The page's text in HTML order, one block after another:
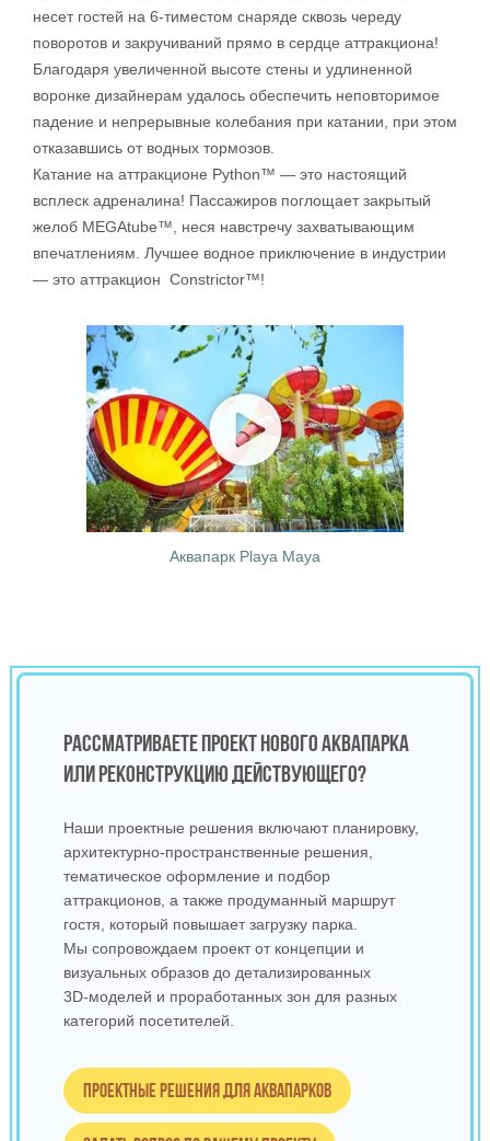
несет гостей на 6-тиместом снаряде сквозь череду
поворотов и закручиваний прямо в сердце аттракциона!
Благодаря увеличенной высоте стены и удлиненной
воронке дизайнерам удалось обеспечить неповторимое
падение и непрерывные колебания при катании, при этом
отказавшись от водных тормозов.
Катание на аттракционе Python™ — это настоящий
всплеск адреналина! Пассажиров поглощает закрытый
желоб MEGAtube™, неся навстречу захватывающим
впечатлениям. Лучшее водное приключение в индустрии
— это аттракцион Constrictor™!
Аквапарк Playa Maya
РАССМАТРИВАЕТЕ ПРОЕКТ НОВОГО АКВАПАРКА
ИЛИ РЕКОНСТРУКЦИЮ ДЕЙСТВУЮЩЕГО?
Наши проектные решения включают планировку,
архитектурно‑пространственные решения,
тематическое оформление и подбор
аттракционов, а также продуманный маршрут
гостя, который повышает загрузку парка.
Мы сопровождаем проект от концепции и
визуальных образов до детализированных
3D‑моделей и проработанных зон для разных
категорий посетителей.
Проектные решения для аквапарков